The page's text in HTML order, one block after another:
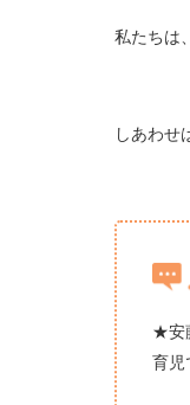
私たちは
しあわせ
★安
育児